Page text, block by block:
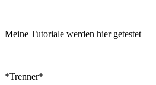
Meine Tutoriale werden hier getestet
*Trenner*